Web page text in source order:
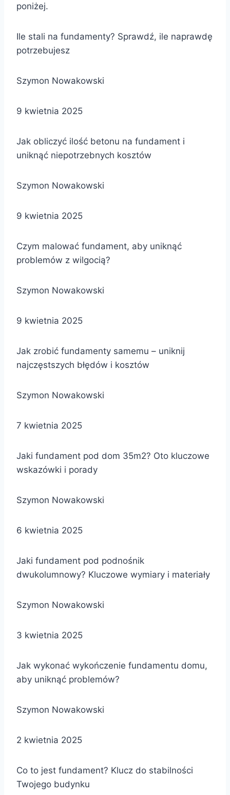
poniżej.
Ile stali na fundamenty? Sprawdź, ile naprawdę
potrzebujesz
Szymon Nowakowski
9 kwietnia 2025
Jak obliczyć ilość betonu na fundament i
uniknąć niepotrzebnych kosztów
Szymon Nowakowski
9 kwietnia 2025
Czym malować fundament, aby uniknąć
problemów z wilgocią?
Szymon Nowakowski
9 kwietnia 2025
Jak zrobić fundamenty samemu – uniknij
najczęstszych błędów i kosztów
Szymon Nowakowski
7 kwietnia 2025
Jaki fundament pod dom 35m2? Oto kluczowe
wskazówki i porady
Szymon Nowakowski
6 kwietnia 2025
Jaki fundament pod podnośnik
dwukolumnowy? Kluczowe wymiary i materiały
Szymon Nowakowski
3 kwietnia 2025
Jak wykonać wykończenie fundamentu domu,
aby uniknąć problemów?
Szymon Nowakowski
2 kwietnia 2025
Co to jest fundament? Klucz do stabilności
Twojego budynku